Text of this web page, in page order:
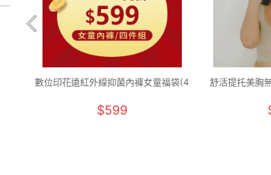
數位印花遠紅外線抑菌內褲女童福袋(4
$599
舒活提托美胸